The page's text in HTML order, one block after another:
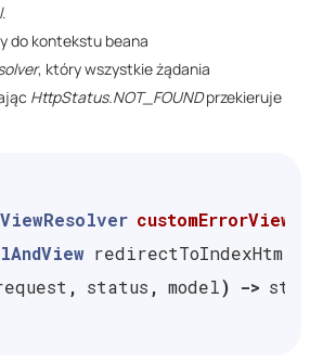
.
do kontekstu beana
, który wszystkie żądania
HttpStatus.NOT_FOUNDprzekieruje
redirectToIndexHtml
, status , model) ->